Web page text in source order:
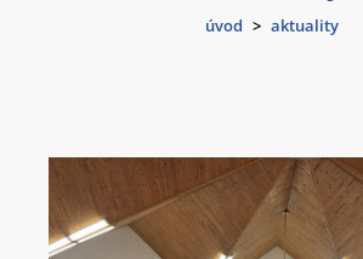
úvod > aktuality